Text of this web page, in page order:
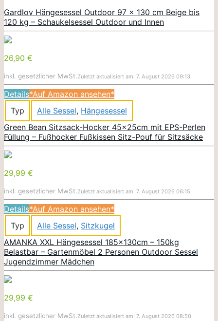
Gardlov Hängesessel Outdoor 97 x 130 cm Beige bis
120 kg – Schaukelsessel Outdoor und Innen
26,90 €
inkl. gesetzlicher MwSt.Zuletzt aktualisiert am: 7. August 2026 09:13
Details*Auf Amazon ansehen*
Typ
Alle Sessel, Hängesessel
Green Bean Sitzsack-Hocker 45x25cm mit EPS-Perlen
Füllung – Fußhocker Fußkissen Sitz-Pouf für Sitzsäcke
29,99 €
inkl. gesetzlicher MwSt.Zuletzt aktualisiert am: 7. August 2026 06:15
Details*Auf Amazon ansehen*
Typ
Alle Sessel, Sitzkugel
AMANKA XXL Hängesessel 185x130cm – 150kg
Belastbar – Gartenmöbel 2 Personen Outdoor Sessel
Jugendzimmer Mädchen
29,99 €
inkl. gesetzlicher MwSt.Zuletzt aktualisiert am: 7. August 2026 08:50